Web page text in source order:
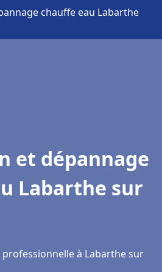
chauffe eau Labarthe
et dépannage
Labarthe sur
à Labarthe sur